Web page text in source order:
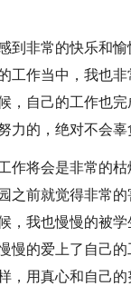
到非常的快乐和
工作当中，我也
，自己的工作也
力的，绝对不会辜
作将会是非常的
之前就觉得非常
，我也慢慢的被
慢的爱上了自己
，用真心和自己